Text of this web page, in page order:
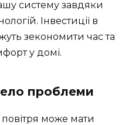
систему завдяки
Інвестиції в
зекономити час та
у домі.
проблеми
може мати